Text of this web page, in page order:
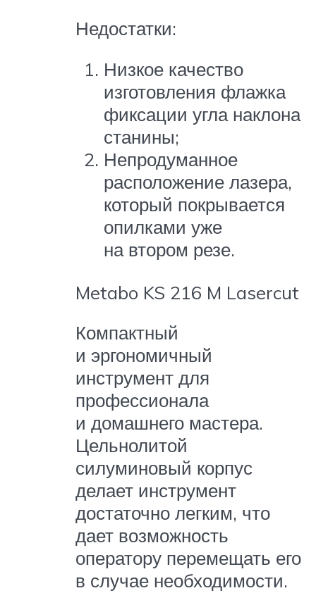
Недостатки:
Низкое качество
изготовления флажка
фиксации угла наклона
станины;
Непродуманное
расположение лазера,
который покрывается
опилками уже
на втором резе.
Metabo KS 216 M Lasercut
Компактный
и эргономичный
инструмент для
профессионала
и домашнего мастера.
Цельнолитой
силуминовый корпус
делает инструмент
достаточно легким, что
дает возможность
оператору перемещать его
в случае необходимости.